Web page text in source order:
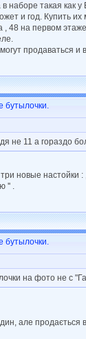
в наборе такая как
и год. Купить
, 48 на первом этаже
продаваться и
бутылочки.
не 11 а гораздо
новые настойки
'' .
бутылочки.
на фото не с
але продається